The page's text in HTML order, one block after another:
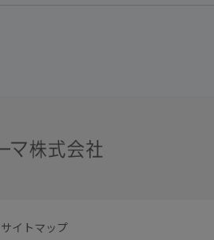
サイトマップ